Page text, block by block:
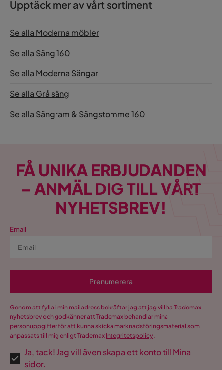
Upptäck mer av vårt sortiment
Se alla Moderna möbler
Se alla Säng 160
Se alla Moderna Sängar
Se alla Grå säng
Se alla Sängram & Sängstomme 160
FÅ UNIKA ERBJUDANDEN
– ANMÄL DIG TILL VÅRT
NYHETSBREV!
Email
Prenumerera
Genom att fylla i min mailadress bekräftar jag att jag vill ha Trademax
nyhetsbrev och godkänner att Trademax behandlar mina
personuppgifter för att kunna skicka marknadsföringsmaterial som
anpassats till mig enligt Trademax Integritetspolicy.
Ja, tack! Jag vill även skapa ett konto till Mina
sidor.